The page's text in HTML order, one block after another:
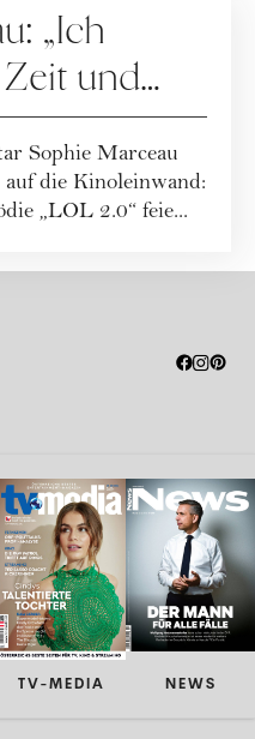
„Ich
und
Sophie Marceau
die Kinoleinwand:
„LOL 2.0“ feie...
TV-MEDIA NEWS